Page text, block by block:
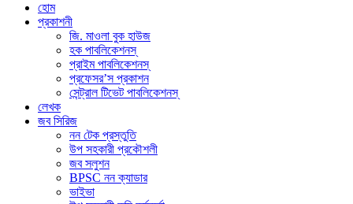
হোম
প্রকাশনী
জি. মাওলা বুক হাউজ
হক পাবলিকেশনস্
প্রাইম পাবলিকেশনস্
প্রফেসর’স প্রকাশন
সেন্ট্রাল টিভেট পাবলিকেশনস্
লেখক
জব সিরিজ
নন টেক প্রস্তুতি
উপ সহকারী প্রকৌশলী
জব সলুশন
BPSC নন ক্যাডার
ভাইভা